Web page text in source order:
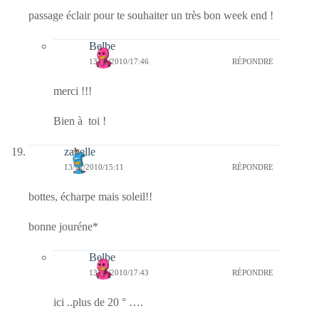
passage éclair pour te souhaiter un très bon week end !
Belbe
13/11/2010/17:46 RÉPONDRE
merci !!!
Bien à toi !
zabelle
13/11/2010/15:11 RÉPONDRE
bottes, écharpe mais soleil!!
bonne jouréne*
Belbe
13/11/2010/17:43 RÉPONDRE
ici ..plus de 20 ° ….